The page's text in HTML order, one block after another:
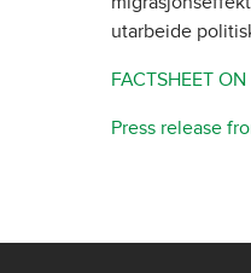
utarbeide
FACTSHEET
Press release